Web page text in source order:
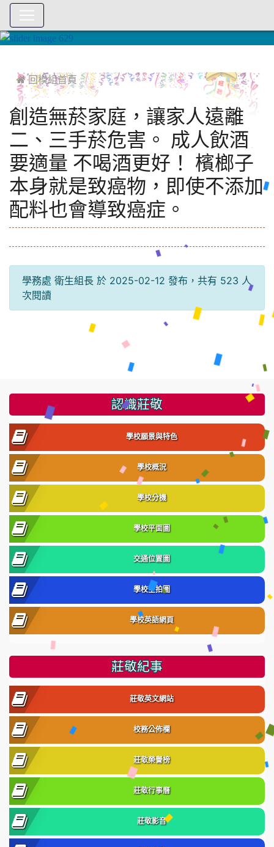
 回模組首頁
創造無菸家庭，讓家人遠離
二、三手菸危害。 成人飲酒
要適量 不喝酒更好！ 檳榔子
本身就是致癌物，即使不添加
配料也會導致癌症。
學務處 衛生組長 於 2025-02-12 發布，共有 523 人
次閱讀
認識莊敬
學校願景與特色
學校概況
學校分機
學校平面圖
交通位置圖
學校空拍圖
學校英語網頁
莊敬紀事
莊敬英文網站
校務公佈欄
莊敬榮譽榜
莊敬行事曆
莊敬影音